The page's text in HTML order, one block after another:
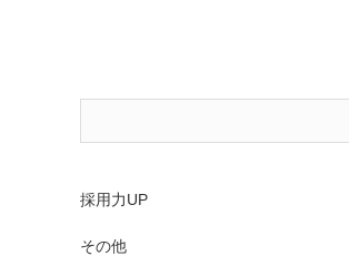
採用力UP
その他